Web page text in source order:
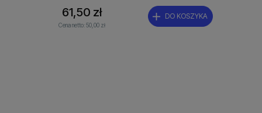
61,50 zł
Cena netto:50,00 zł
DO KOSZYKA